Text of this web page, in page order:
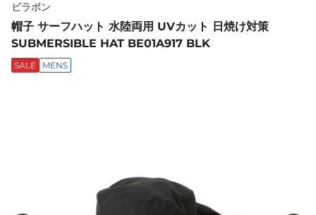
ビラボン
帽子 サーフハット 水陸両用 UVカット 日焼け対策
SUBMERSIBLE HAT BE01A917 BLK
SALE MENS